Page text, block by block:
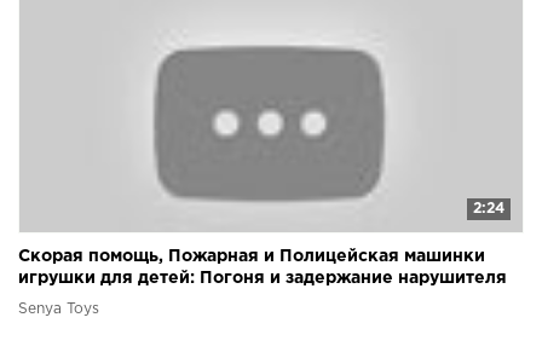
2:24
Скорая помощь, Пожарная и Полицейская машинки
игрушки для детей: Погоня и задержание нарушителя
Senya Toys